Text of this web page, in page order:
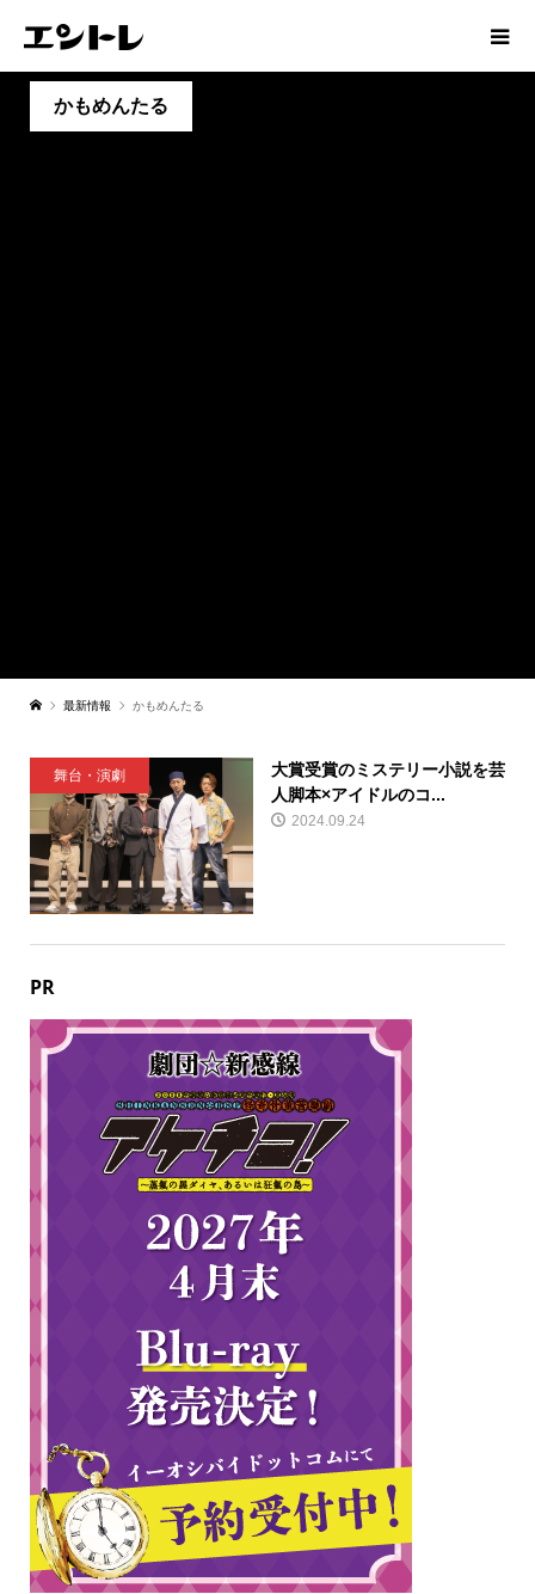
かもめんたる
最新情報 かもめんたる
舞台・演劇
大賞受賞のミステリー小説を芸
人脚本×アイドルのコ...
2024.09.24
PR